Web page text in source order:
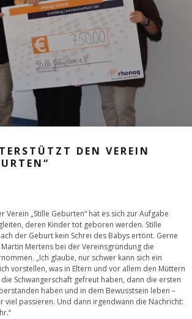
DEN VEREIN
Verein „Stille Geburten“ hat es sich zur Aufgabe
deren Kinder tot geboren werden. Stille
der Geburt kein Schrei des Babys ertönt. Gerne
Mertens bei der Vereinsgründung die
„Ich glaube, nur schwer kann sich ein
vorstellen, was in Eltern und vor allem den Müttern
Schwangerschaft gefreut haben, dann die ersten
haben und in dem Bewusstsein leben –
viel passieren. Und dann irgendwann die Nachricht: